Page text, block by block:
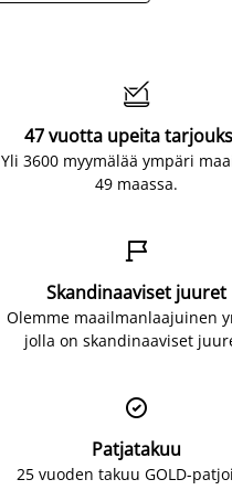

47 vuotta upeita
Yli 3600 myymälää ympäri
49 maassa.

Skandinaaviset juuret
Olemme maailmanlaajuinen
jolla on skandinaaviset

Patjatakuu
25 vuoden takuu GOLD-